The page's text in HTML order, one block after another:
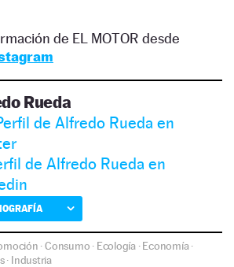
de EL MOTOR desde
Rueda
de Alfredo Rueda en
de Alfredo Rueda en
·Consumo · Ecología·Economía·
· Industria